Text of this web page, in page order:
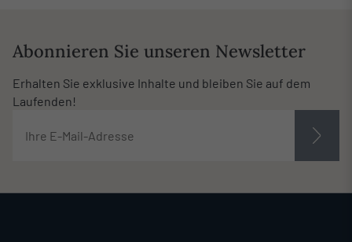
Abonnieren Sie unseren Newsletter
Erhalten Sie exklusive Inhalte und bleiben Sie auf dem
Laufenden!